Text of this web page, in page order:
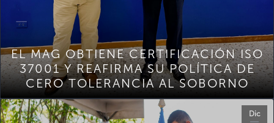
EL MAG OBTIENE CERTIFICACIÓN ISO
37001 Y REAFIRMA SU POLÍTICA DE
CERO TOLERANCIA AL SOBORNO
Dic